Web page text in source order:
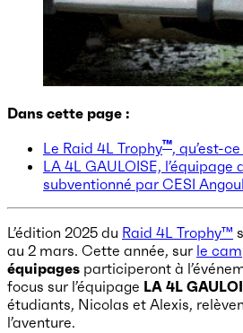
Dans cette page :
Le Raid 4L Trophy™, qu’est-
LA 4L GAULOISE,
subventionné par CESI
L’édition 2025 du Raid 4L Trophy™
au 2 mars. Cette année, sur le
équipages participeront à
focus sur l’équipage LA 4L
étudiants, Nicolas et Alexis,
l’aventure.